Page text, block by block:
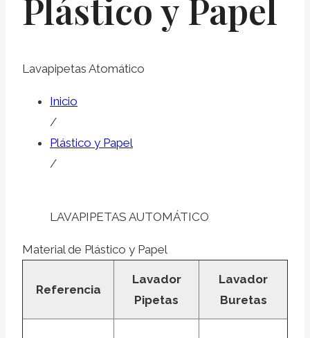
Plástico y Papel
Lavapipetas Atomático
Inicio
/
Plástico y Papel
/
LAVAPIPETAS AUTOMÁTICO
Material de Plástico y Papel
Referencia
Lavador
Pipetas
Lavador
Buretas